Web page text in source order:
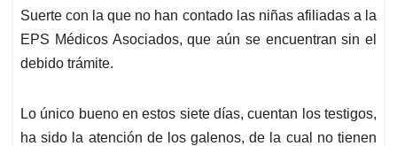
Suerte con la que no han contado las niñas afiliadas a la
EPS Médicos Asociados, que aún se encuentran sin el
debido trámite.
Lo único bueno en estos siete días, cuentan los testigos,
ha sido la atención de los galenos, de la cual no tienen